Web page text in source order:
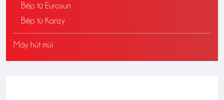
Bếp từ Eurosun
Bếp từ Kanzy
Máy hút mùi